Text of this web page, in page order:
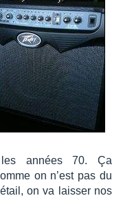
les années 70. Ça
on n’est pas du
on va lais­ser nos